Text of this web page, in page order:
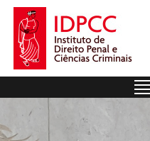
Skip
content
IDPCC
Instituto de Direito Penal e